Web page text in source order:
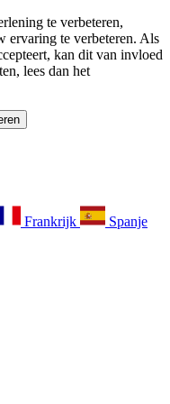
te verbeteren,
ervaring te verbeteren. Als
kan dit van invloed
lees dan het
Frankrijk
Spanje